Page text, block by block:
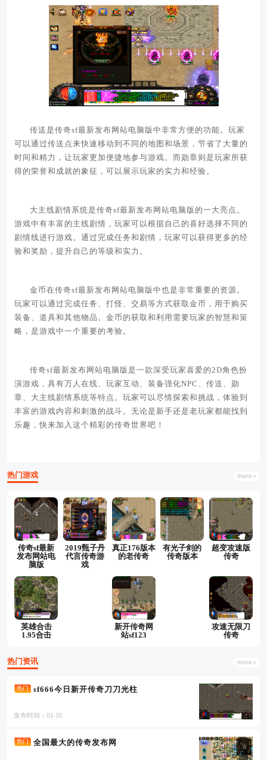
传送是传奇sf最新发布网站电脑版中非常方便的功能。玩家
可以通过传送点来快速移动到不同的地图和场景，节省了大量的
时间和精力，让玩家更加便捷地参与游戏。而勋章则是玩家所获
得的荣誉和成就的象征，可以展示玩家的实力和经验。
大主线剧情系统是传奇sf最新发布网站电脑版的一大亮点。
游戏中有丰富的主线剧情，玩家可以根据自己的喜好选择不同的
剧情线进行游戏。通过完成任务和剧情，玩家可以获得更多的经
验和奖励，提升自己的等级和实力。
金币在传奇sf最新发布网站电脑版中也是非常重要的资源。
玩家可以通过完成任务、打怪、交易等方式获取金币，用于购买
装备、道具和其他物品。金币的获取和利用需要玩家的智慧和策
略，是游戏中一个重要的考验。
传奇sf最新发布网站电脑版是一款深受玩家喜爱的2D角色扮
演游戏，具有万人在线、玩家互动、装备强化NPC、传送、勋
章、大主线剧情系统等特点。玩家可以尽情探索和挑战，体验到
丰富的游戏内容和刺激的战斗。无论是新手还是老玩家都能找到
乐趣，快来加入这个精彩的传奇世界吧！
热门游戏
传奇sf最新
发布网站电
脑版
2019甄子丹
代言传奇游
戏
真正176版本
的老传奇
有光子剑的
传奇版本
超变攻速版
传奇
英雄合击
1.95合击
新开传奇网
站sf123
攻速无限刀
传奇
热门资讯
热门 sf666今日新开传奇刀刀光柱
发布时间：01-10
热门 全国最大的传奇发布网